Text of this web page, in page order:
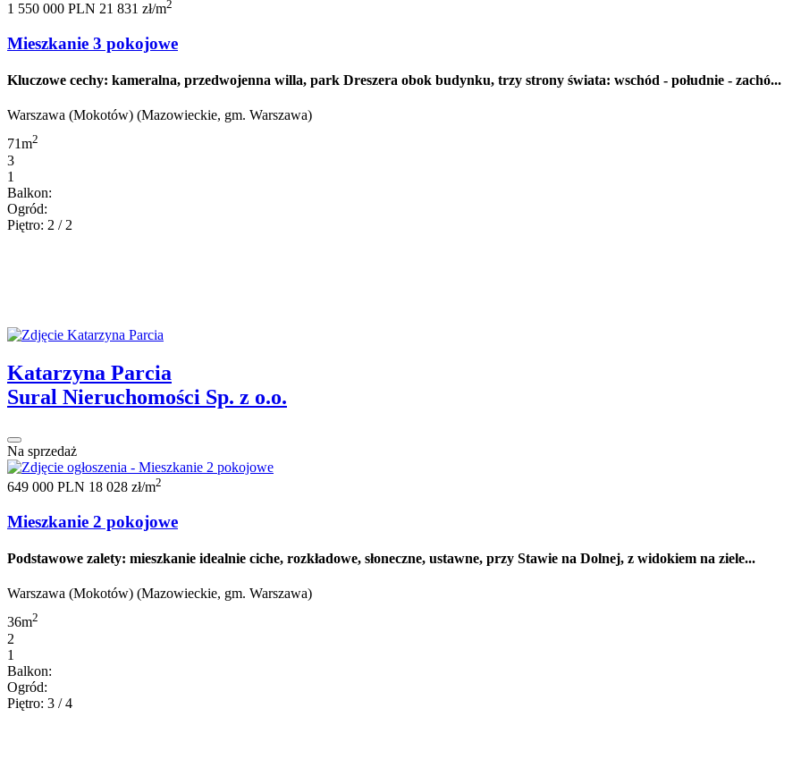
1 550 000 PLN 21 831 zł/m2
Mieszkanie 3 pokojowe
Kluczowe cechy: kameralna, przedwojenna willa, park Dreszera obok budynku, trzy strony świata: wschód - południe - zachó...
Warszawa (Mokotów) (Mazowieckie, gm. Warszawa)
71m2
3
1
Balkon:
Ogród:
Piętro: 2 / 2
Katarzyna Parcia
Sural Nieruchomości Sp. z o.o.
Na sprzedaż
649 000 PLN 18 028 zł/m2
Mieszkanie 2 pokojowe
Podstawowe zalety: mieszkanie idealnie ciche, rozkładowe, słoneczne, ustawne, przy Stawie na Dolnej, z widokiem na ziele...
Warszawa (Mokotów) (Mazowieckie, gm. Warszawa)
36m2
2
1
Balkon:
Ogród:
Piętro: 3 / 4